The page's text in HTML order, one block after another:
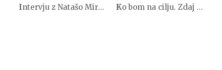
Intervju z Natašo Mirtič Ko bom na cilju. Zdaj še nisem.